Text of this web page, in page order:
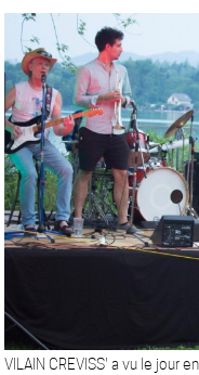
VILAIN CREVISS' a vu le jour